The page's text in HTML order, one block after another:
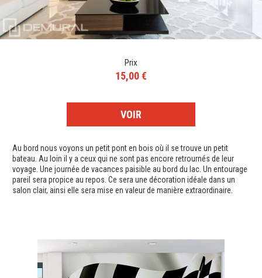
Prix
15,00 €
VOIR
Au bord nous voyons un petit pont en bois où il se trouve un petit
bateau. Au loin il y a ceux qui ne sont pas encore retrournés de leur
voyage. Une journée de vacances paisible au bord du lac. Un entourage
pareil sera propice au repos. Ce sera une décoration idéale dans un
salon clair, ainsi elle sera mise en valeur de manière extraordinaire.